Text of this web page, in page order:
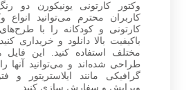
0
وکتور کارتونی یونیکورن دو
کاربران محترم می‌توانید انواع
کارتونی و کودکانه را با
باکیفیت بالا دانلود و خریداری
طراحی شده‌اند و می‌توانید آنها
گرافیکی مانند ایلاستریتور و
ویرایش و سفارش سازی کنید.